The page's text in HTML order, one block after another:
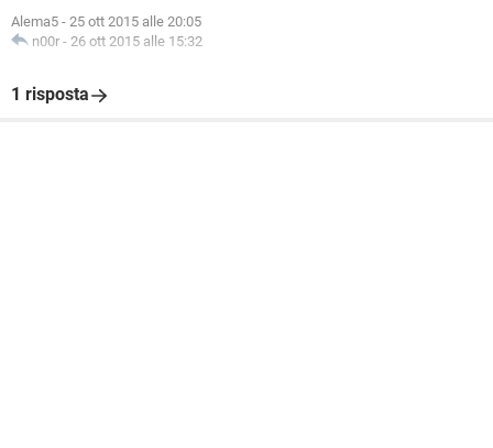
Alema5 - 25 ott 2015 alle 20:05
n00r - 26 ott 2015 alle 15:32
1 risposta